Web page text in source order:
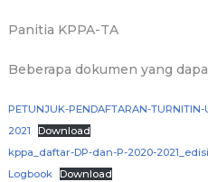
Panitia KPPA-TA
Beberapa dokumen yang
PETUNJUK-PENDAFTARAN-
2021
Download
kppa_daftar-DP-dan-P-2020-
Logbook Download